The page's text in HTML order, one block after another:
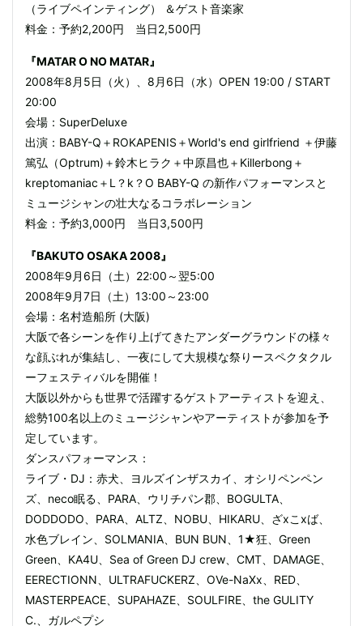
（ライブペインティング） ＆ゲスト音楽家
料金：予約2,200円 当日2,500円
『MATAR O NO MATAR』
2008年8月5日（火）、8月6日（水）OPEN 19:00 / START
20:00
会場：SuperDeluxe
出演：BABY-Q＋ROKAPENIS＋World's end girlfriend ＋伊藤
篤弘（Optrum)＋鈴木ヒラク＋中原昌也＋Killerbong＋
kreptomaniac＋L？k？O BABY-Q の新作パフォーマンスと
ミュージシャンの壮大なるコラボレーション
料金：予約3,000円 当日3,500円
『BAKUTO OSAKA 2008』
2008年9月6日（土）22:00～翌5:00
2008年9月7日（土）13:00～23:00
会場：名村造船所 (大阪)
大阪で各シーンを作り上げてきたアンダーグラウンドの様々
な顔ぶれが集結し、一夜にして大規模な祭りースペクタクル
ーフェスティバルを開催！
大阪以外からも世界で活躍するゲストアーティストを迎え、
総勢100名以上のミュージシャンやアーティストが参加を予
定しています。
ダンスパフォーマンス：
ライブ・DJ：赤犬、ヨルズインザスカイ、オシリペンペン
ズ、neco眠る、PARA、ウリチパン郡、BOGULTA、
DODDODO、PARA、ALTZ、NOBU、HIKARU、ざxこxば、
水色ブレイン、SOLMANIA、BUN BUN、1★狂、Green
Green、KA4U、Sea of Green DJ crew、CMT、DAMAGE、
EERECTIONN、ULTRAFUCKERZ、OVe-NaXx、RED、
MASTERPEACE、SUPAHAZE、SOULFIRE、the GULITY
C.、ガルペプシ